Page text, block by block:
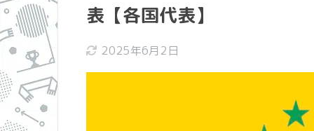
表【各国代表】
2025年6月2日